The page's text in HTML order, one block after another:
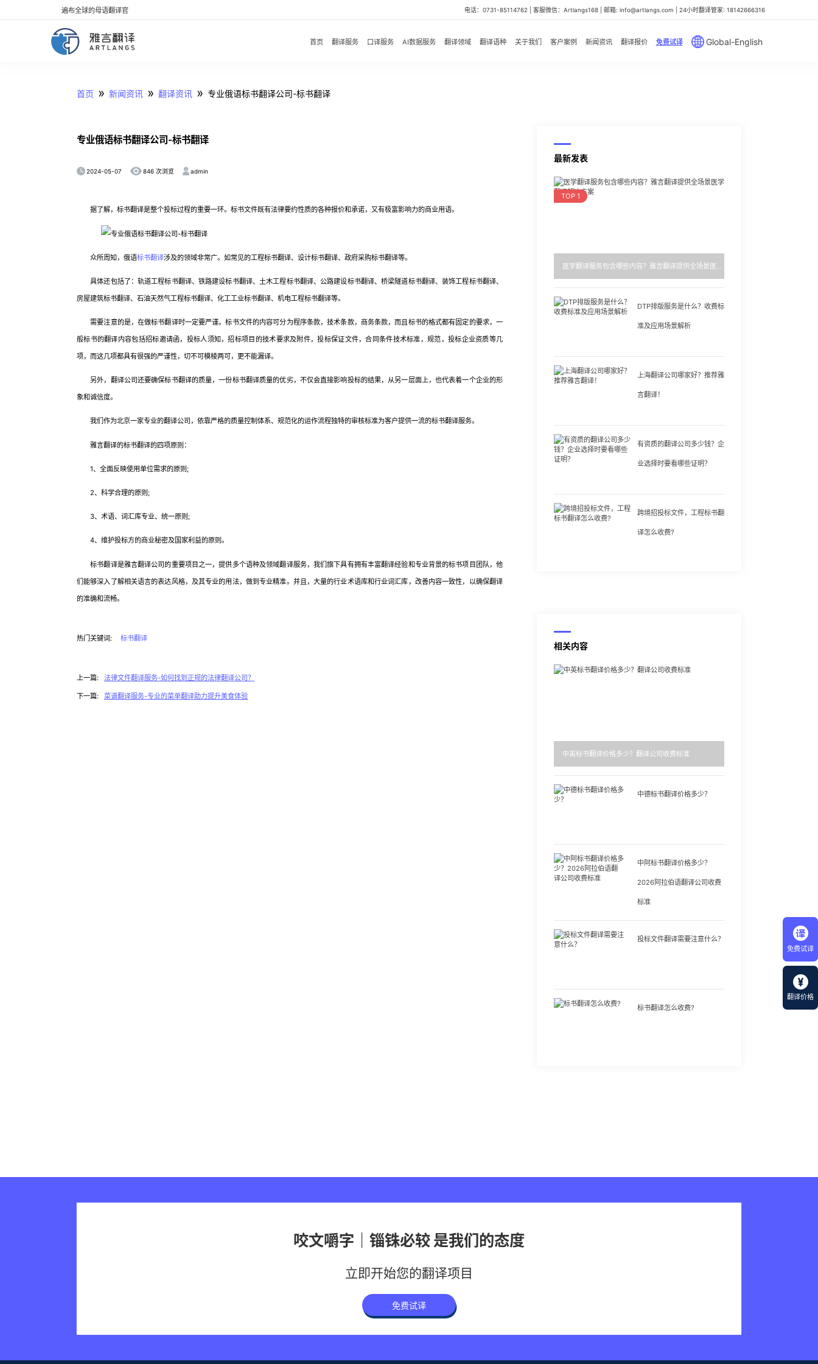
免费试译
翻译价格
遍布全球的母语翻译官 电话：0731-85114762 | 客服微信：Artlangs168 | 邮箱: info@artlangs.com | 24小时翻译管家: 18142666316
首页 翻译服务 口译服务 AI数据服务 翻译领域 翻译语种 关于我们 客户案例 新闻资讯 翻译报价 免费试译 Global-English
首页 » 新闻资讯 » 翻译资讯 » 专业俄语标书翻译公司-标书翻译
专业俄语标书翻译公司-标书翻译
2024-05-07 846 次浏览 admin
据了解，标书翻译是整个投标过程的重要一环。标书文件既有法律要约性质的各种报价和承诺，又有极富影响力的商业用语。
众所周知，俄语标书翻译涉及的领域非常广。如常见的工程标书翻译、设计标书翻译、政府采购标书翻译等。
具体还包括了：轨道工程标书翻译、铁路建设标书翻译、土木工程标书翻译、公路建设标书翻译、桥梁隧道标书翻译、装饰工程标书翻译、
房屋建筑标书翻译、石油天然气工程标书翻译、化工工业标书翻译、机电工程标书翻译等。
需要注意的是，在做标书翻译时一定要严谨。标书文件的内容可分为程序条款，技术条款，商务条款，而且标书的格式都有固定的要求，一
般标书的翻译内容包括招标邀请函，投标人须知，招标项目的技术要求及附件，投标保证文件，合同条件技术标准，规范，投标企业资质等几
项，而这几项都具有很强的严谨性，切不可模棱两可，更不能漏译。
另外，翻译公司还要确保标书翻译的质量，一份标书翻译质量的优劣，不仅会直接影响投标的结果，从另一层面上，也代表着一个企业的形
象和诚信度。
我们作为北京一家专业的翻译公司，依靠严格的质量控制体系、规范化的运作流程独特的审核标准为客户提供一流的标书翻译服务。
雅言翻译的标书翻译的四项原则：
1、全面反映使用单位需求的原则;
2、科学合理的原则;
3、术语、词汇库专业、统一原则;
4、维护投标方的商业秘密及国家利益的原则。
标书翻译是雅言翻译公司的重要项目之一，提供多个语种及领域翻译服务，我们旗下具有拥有丰富翻译经验和专业背景的标书项目团队，他
们能够深入了解相关语言的表达风格，及其专业的用法，做到专业精准。并且，大量的行业术语库和行业词汇库，改善内容一致性，以确保翻译
的准确和流畅。
热门关键词: 标书翻译
上一篇: 法律文件翻译服务-如何找到正规的法律翻译公司？
下一篇: 菜谱翻译服务-专业的菜单翻译助力提升美食体验
最新发表
TOP 1
医学翻译服务包含哪些内容？雅言翻译提供全场景医学翻译解决方案
DTP排版服务是什么？收费标
准及应用场景解析
上海翻译公司哪家好？推荐雅
言翻译！
有资质的翻译公司多少钱？企
业选择时要看哪些证明？
跨境招投标文件，工程标书翻
译怎么收费?
相关内容
中英标书翻译价格多少？翻译公司收费标准
中德标书翻译价格多少？
中阿标书翻译价格多少？
2026阿拉伯语翻译公司收费
标准
投标文件翻译需要注意什么？
标书翻译怎么收费?
咬文嚼字｜锱铢必较 是我们的态度
立即开始您的翻译项目
免费试译